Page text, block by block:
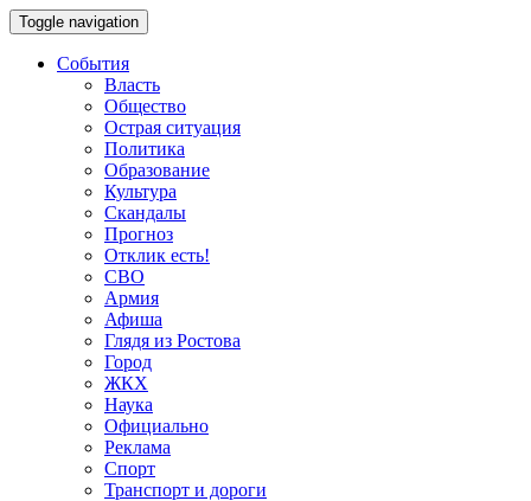
Toggle navigation
События
Власть
Общество
Острая ситуация
Политика
Образование
Культура
Скандалы
Прогноз
Отклик есть!
СВО
Армия
Афиша
Глядя из Ростова
Город
ЖКХ
Наука
Официально
Реклама
Спорт
Транспорт и дороги